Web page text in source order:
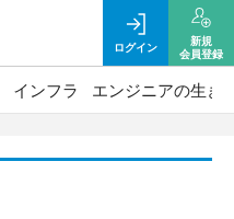
ログイン
新規
会員登録
インフラ エンジニアの生き